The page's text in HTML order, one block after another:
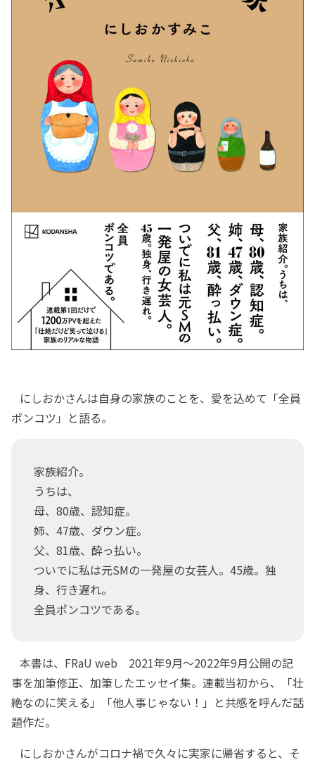
にしおかさんは自身の家族のことを、愛を込めて「全員
ポンコツ」と語る。
家族紹介。
うちは、
母、80歳、認知症。
姉、47歳、ダウン症。
父、81歳、酔っ払い。
ついでに私は元SMの一発屋の女芸人。45歳。独
身、行き遅れ。
全員ポンコツである。
本書は、FRaU web 2021年9月～2022年9月公開の記
事を加筆修正、加筆したエッセイ集。連載当初から、「壮
絶なのに笑える」「他人事じゃない！」と共感を呼んだ話
題作だ。
にしおかさんがコロナ禍で久々に実家に帰省すると、そ